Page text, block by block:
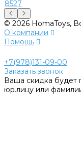
8527
© 2026 HomaToys,
О компании
Помощь
+7(978)131-09-00
Заказать звонок
Ваша скидка будет
юр.лицу или